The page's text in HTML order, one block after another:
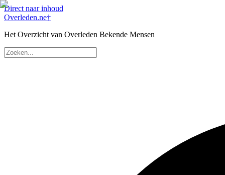
Direct naar inhoud
Overleden.ne†
Het Overzicht van Overleden Bekende Mensen